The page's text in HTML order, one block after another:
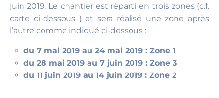
juin 2019. Le chantier est réparti en trois zones (c.f.
carte ci-dessous ) et sera réalisé une zone après
l’autre comme indiqué ci-dessous :
du 7 mai 2019 au 24 mai 2019 : Zone 1
du 28 mai 2019 au 7 juin 2019 : Zone 3
du 11 juin 2019 au 14 juin 2019 : Zone 2